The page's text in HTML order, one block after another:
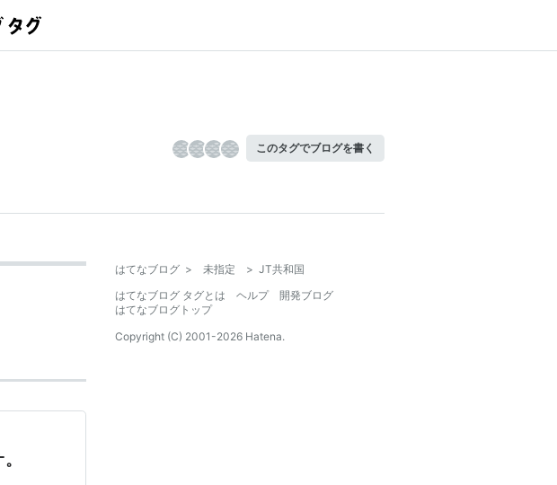
このタグでブログを書く
はてなブログ > 未指定 > JT共和国
はてなブログ タグとは
ヘルプ
開発ブログ
はてなブログトップ
Copyright (C) 2001-2026 Hatena.